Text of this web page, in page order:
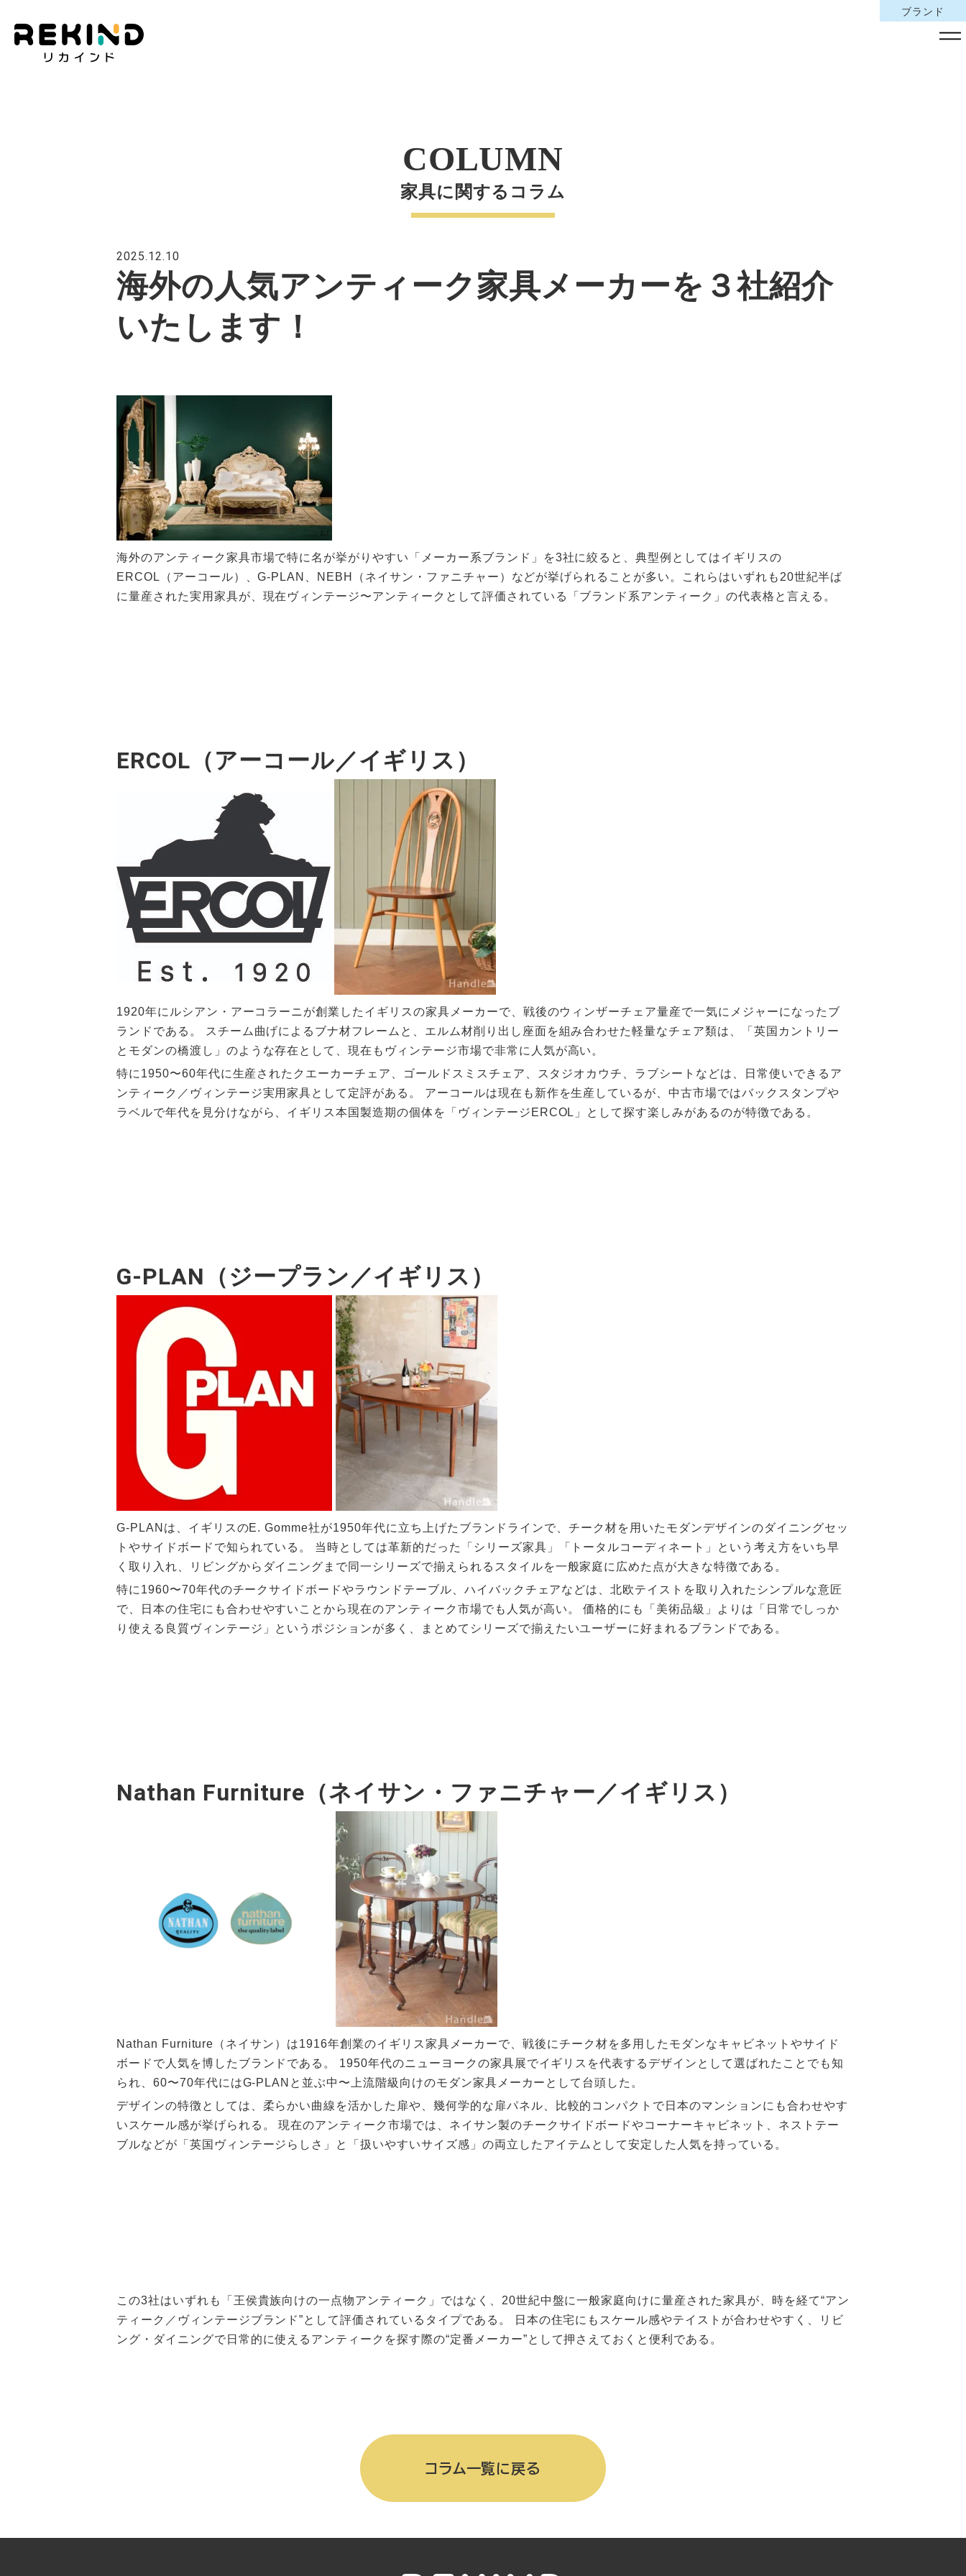
COLUMN
家具に関するコラム
2025.12.10
海外の人気アンティーク家具メーカーを３社紹介
いたします！
ブランド
海外のアンティーク家具市場で特に名が挙がりやすい「メーカー系ブランド」を3社に絞ると、典型例としてはイギリスの
ERCOL（アーコール）、G-PLAN、NEBH（ネイサン・ファニチャー）などが挙げられることが多い。これらはいずれも20世紀半ば
に量産された実用家具が、現在ヴィンテージ〜アンティークとして評価されている「ブランド系アンティーク」の代表格と言える。​
ERCOL（アーコール／イギリス）
1920年にルシアン・アーコラーニが創業したイギリスの家具メーカーで、戦後のウィンザーチェア量産で一気にメジャーになったブ
ランドである。 スチーム曲げによるブナ材フレームと、エルム材削り出し座面を組み合わせた軽量なチェア類は、「英国カントリー
とモダンの橋渡し」のような存在として、現在もヴィンテージ市場で非常に人気が高い。​
特に1950〜60年代に生産されたクエーカーチェア、ゴールドスミスチェア、スタジオカウチ、ラブシートなどは、日常使いできるア
ンティーク／ヴィンテージ実用家具として定評がある。 アーコールは現在も新作を生産しているが、中古市場ではバックスタンプや
ラベルで年代を見分けながら、イギリス本国製造期の個体を「ヴィンテージERCOL」として探す楽しみがあるのが特徴である。​
G-PLAN（ジープラン／イギリス）
G-PLANは、イギリスのE. Gomme社が1950年代に立ち上げたブランドラインで、チーク材を用いたモダンデザインのダイニングセッ
トやサイドボードで知られている。 当時としては革新的だった「シリーズ家具」「トータルコーディネート」という考え方をいち早
く取り入れ、リビングからダイニングまで同一シリーズで揃えられるスタイルを一般家庭に広めた点が大きな特徴である。​
特に1960〜70年代のチークサイドボードやラウンドテーブル、ハイバックチェアなどは、北欧テイストを取り入れたシンプルな意匠
で、日本の住宅にも合わせやすいことから現在のアンティーク市場でも人気が高い。 価格的にも「美術品級」よりは「日常でしっか
り使える良質ヴィンテージ」というポジションが多く、まとめてシリーズで揃えたいユーザーに好まれるブランドである。​
Nathan Furniture（ネイサン・ファニチャー／イギリス）
Nathan Furniture（ネイサン）は1916年創業のイギリス家具メーカーで、戦後にチーク材を多用したモダンなキャビネットやサイド
ボードで人気を博したブランドである。 1950年代のニューヨークの家具展でイギリスを代表するデザインとして選ばれたことでも知
られ、60〜70年代にはG-PLANと並ぶ中〜上流階級向けのモダン家具メーカーとして台頭した。​
デザインの特徴としては、柔らかい曲線を活かした扉や、幾何学的な扉パネル、比較的コンパクトで日本のマンションにも合わせやす
いスケール感が挙げられる。 現在のアンティーク市場では、ネイサン製のチークサイドボードやコーナーキャビネット、ネストテー
ブルなどが「英国ヴィンテージらしさ」と「扱いやすいサイズ感」の両立したアイテムとして安定した人気を持っている。​
この3社はいずれも「王侯貴族向けの一点物アンティーク」ではなく、20世紀中盤に一般家庭向けに量産された家具が、時を経て“アン
ティーク／ヴィンテージブランド”として評価されているタイプである。 日本の住宅にもスケール感やテイストが合わせやすく、リビ
ング・ダイニングで日常的に使えるアンティークを探す際の“定番メーカー”として押さえておくと便利である。
コラム一覧に戻る